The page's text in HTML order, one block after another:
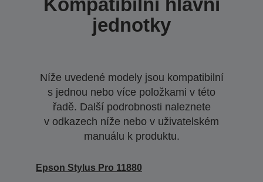
Kompatibilní hlavní
jednotky
Níže uvedené modely jsou kompatibilní
s jednou nebo více položkami v této
řadě. Další podrobnosti naleznete
v odkazech níže nebo v uživatelském
manuálu k produktu.
Epson Stylus Pro 11880